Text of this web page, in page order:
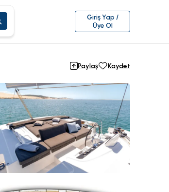
Giriş Yap /
Üye Ol
Paylaş Kaydet